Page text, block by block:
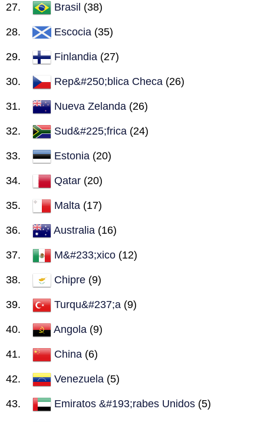
Brasil (38)
Escocia (35)
Finlandia (27)
Rep&#250;blica Checa (26)
Nueva Zelanda (26)
Sud&#225;frica (24)
Estonia (20)
Qatar (20)
Malta (17)
Australia (16)
M&#233;xico (12)
Chipre (9)
Turqu&#237;a (9)
Angola (9)
China (6)
Venezuela (5)
Emiratos &#193;rabes Unidos (5)